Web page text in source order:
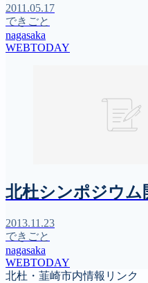
2011.05.17
できごと
nagasaka
WEBTODAY
北杜シンポジウム
2013.11.23
できごと
nagasaka
WEBTODAY
北杜・韮崎市内情報リンク